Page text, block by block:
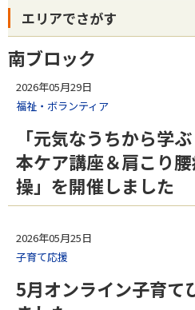
エリアでさがす
南ブロック
2026年05月29日
福祉・ボランティア
「元気なうちから学
本ケア講座＆肩こり
操」を開催しました
2026年05月25日
子育て応援
5月オンライン子育て